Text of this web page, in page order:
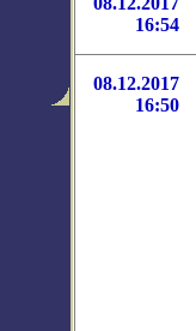
16:54
08.12.2017
16:50